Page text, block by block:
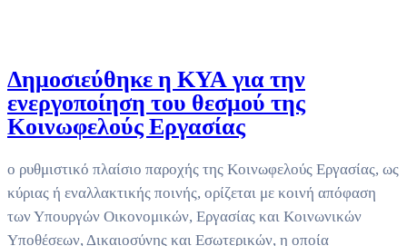
Δημοσιεύθηκε η ΚΥΑ για την
ενεργοποίηση του θεσμού της
Κοινωφελούς Εργασίας
ο ρυθμιστικό πλαίσιο παροχής της Κοινωφελούς Εργασίας, ως
κύριας ή εναλλακτικής ποινής, ορίζεται με κοινή απόφαση
των Υπουργών Οικονομικών, Εργασίας και Κοινωνικών
Υποθέσεων, Δικαιοσύνης και Εσωτερικών, η οποία